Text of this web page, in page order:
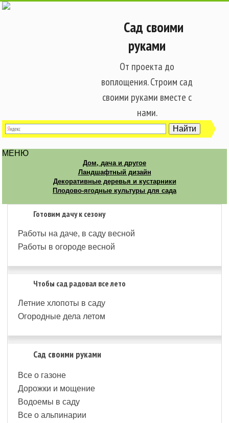
Сад своими
руками
От проекта до
воплощения. Строим сад
своими руками вместе с
нами.
МЕНЮ
Дом, дача и другое
Ландшафтный дизайн
Декоративные деревья и кустарники
Плодово-ягодные культуры для сада
Готовим дачу к сезону
Работы на даче, в саду весной
Работы в огороде весной
Чтобы сад радовал все лето
Летние хлопоты в саду
Огородные дела летом
Сад своими руками
Все о газоне
Дорожки и мощение
Водоемы в саду
Все о альпинарии